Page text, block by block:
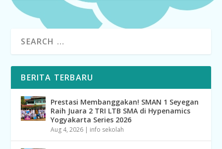
BERITA TERBARU
Prestasi Membanggakan! SMAN 1 Seyegan
Raih Juara 2 TRI LTB SMA di Hypenamics
Yogyakarta Series 2026
Aug 4, 2026 | info sekolah